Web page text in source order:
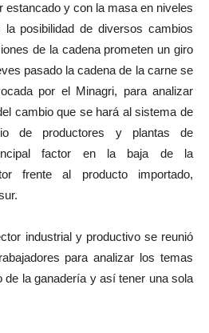
estancado y con la masa en niveles
posibilidad de diversos cambios
de la cadena prometen un giro
pasado la cadena de la carne se
por el Minagri, para analizar
cambio que se hará al sistema de
de productores y plantas de
factor en la baja de la
frente al producto importado,
industrial y productivo se reunió
para analizar los temas
de la ganadería y así tener una sola